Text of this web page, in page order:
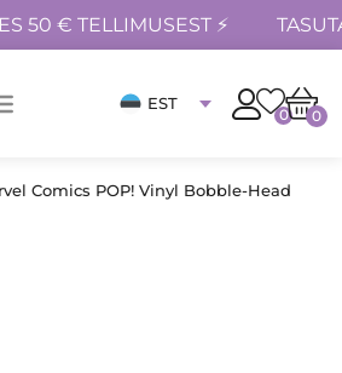
50 € TELLIMUSEST ⚡
EST
0 0
Comics POP! Vinyl Bobble-Head